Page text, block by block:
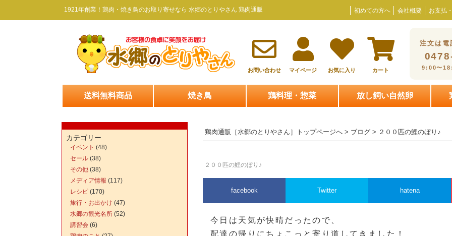
1921年創業！鶏肉・焼き鳥のお取り寄せなら 水郷のとりやさん 鶏肉通販 初めての方へ 会社概要 お支払
お問い合わせ マイページ お気に入り カート
注文は電
9:00〜
送料無料商品 焼き鳥 鶏料理・惣菜 放し飼い自然卵
鶏肉通販［水郷のとりやさん］トップページへ > ブログ > ２００匹の鯉のぼり♪
２００匹の鯉のぼり♪
facebook Twitter hatena
今日は天気が快晴だったので、
配達の帰りにちょこっと寄り道してきました！
カテゴリー
イベント (48)
セール (38)
その他 (38)
メディア情報 (117)
レシピ (170)
旅行・お出かけ (47)
水郷の観光名所 (52)
講習会 (6)